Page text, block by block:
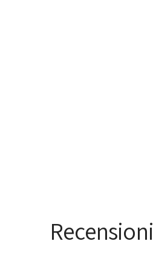
Recensioni